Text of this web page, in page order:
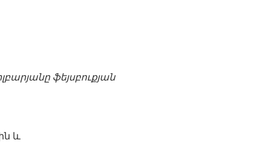
ֆեյսբուքյան
և